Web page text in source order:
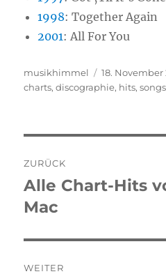
1998:Together Again
2001: All For You
Autor
musikhimmel
Veröffentlicht
am
18. November
charts,discographie, hits,songs
ZURÜCK
Vorheriger
Beitrag:
Alle Chart-Hits
Mac
WEITER